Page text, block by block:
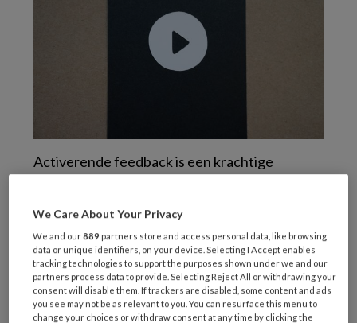
Activerende feedback is een krachtige
maar ook op het stimuleren van motivatie,
groei en zelfreflectie. Het doel van
activerende feedback is om de ontvanger te
helpen zijn of haar eigen leerproces en
ontwikkeling te begrijpen en
We Care About Your Privacy
We and our889 partners store and access personal data, like browsing
data or unique identifiers, on your device. Selecting I Accept enables
tracking technologies to support the purposes shown under we and our
partners process data to provide. Selecting Reject All or withdrawing your
consent will disable them. If trackers are disabled, some content and ads
you see may not be as relevant to you. You can resurface this menu to
change your choices or withdraw consent at any time by clicking the